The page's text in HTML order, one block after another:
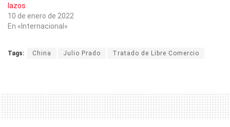
lazos
10 de enero de 2022
En «Internacional»
Tags: China Julio Prado Tratado de Libre Comercio